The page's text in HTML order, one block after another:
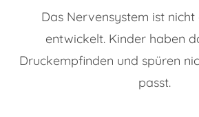
Das Nervensystem ist nicht
entwickelt. Kinder haben
Druckempfinden und spüren
passt.